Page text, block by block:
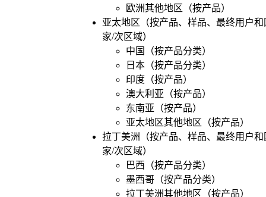
欧洲其他地区（按产品）
亚太地区（按产品、样品、最终用户和
家/次区域）
中国（按产品分类）
日本（按产品分类）
印度（按产品）
澳大利亚（按产品）
东南亚（按产品）
亚太地区其他地区（按产品）
拉丁美洲（按产品、样品、最终用户和
家/次区域）
巴西（按产品分类）
墨西哥（按产品分类）
拉丁美洲其他地区（按产品）